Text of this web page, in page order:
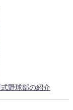
野球部の紹介